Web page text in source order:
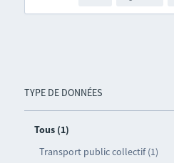
TYPE DE DONNÉES
Tous (1)
Transport public collectif (1)